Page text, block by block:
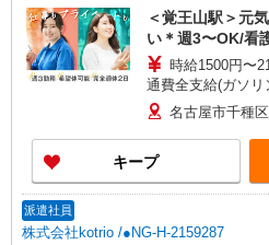
＜覚王山駅＞元
い＊週3〜OK/看
時給1500円〜
通費全支給(ガソリ
名古屋市千種区
キープ
派遣社員
株式会社kotrio /●NG-H-2159287